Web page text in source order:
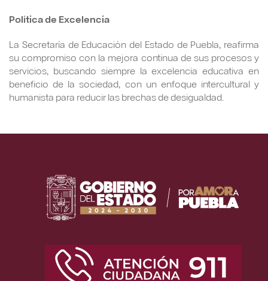
Política de Excelencia
La Secretaría de Educación del Estado de Puebla, reafirma
su compromiso con la mejora continua de sus procesos y
servicios, buscando siempre la excelencia educativa en
beneficio de la sociedad, con un enfoque intercultural y
humanista para reducir las brechas de desigualdad.